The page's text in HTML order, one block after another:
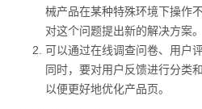
械产品在某种特殊环境下操作
对这个问题提出新的解决方案。
可以通过在线调查问卷、用户
同时，要对用户反馈进行分类
以便更好地优化产品页。